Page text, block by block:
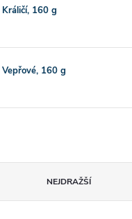
160 g
160 g
NEJDRAŽŠÍ